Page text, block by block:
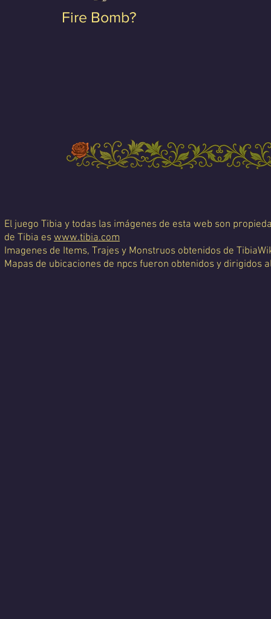
Fire Bomb?
El juego Tibia y todas las imágenes de esta web son
de Tibia es www.tibia.com
Imagenes de Items, Trajes y Monstruos obtenidos de
Mapas de ubicaciones de npcs fueron obtenidos y dirigidos